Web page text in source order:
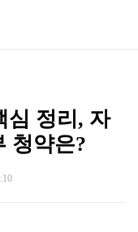
심 정리, 자
청약은?